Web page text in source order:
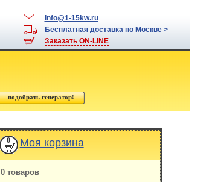
info@1-15kw.ru
Бесплатная доставка по Москве >
Заказать ON-LINE
0 Моя корзина
0 товаров